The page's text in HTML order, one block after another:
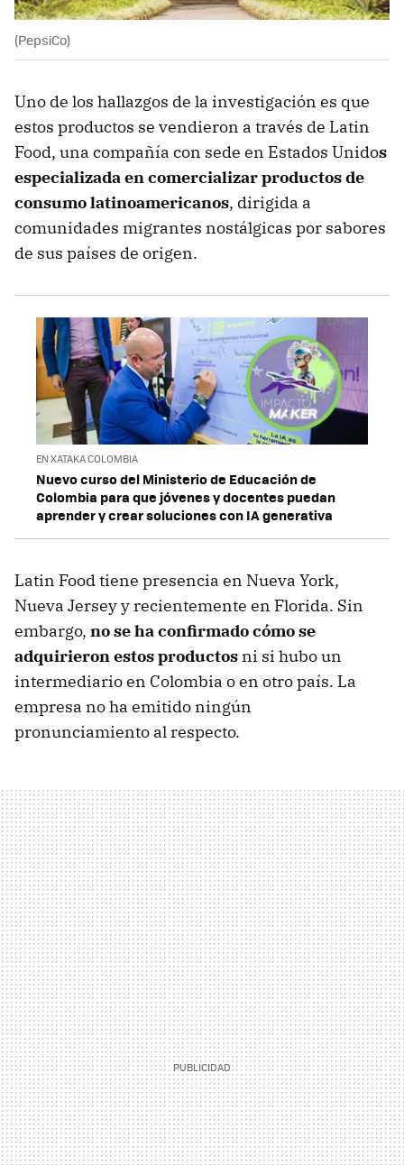
(PepsiCo)
Uno de los hallazgos de la investigación es que
estos productos se vendieron a través de Latin
Food, una compañía con sede en Estados Unidos
especializada en comercializar productos de
consumo latinoamericanos, dirigida a
comunidades migrantes nostálgicas por sabores
de sus países de origen.
EN XATAKA COLOMBIA
Nuevo curso del Ministerio de Educación de
Colombia para que jóvenes y docentes puedan
aprender y crear soluciones con IA generativa
Latin Food tiene presencia en Nueva York,
Nueva Jersey y recientemente en Florida. Sin
embargo, no se ha confirmado cómo se
adquirieron estos productos ni si hubo un
intermediario en Colombia o en otro país. La
empresa no ha emitido ningún
pronunciamiento al respecto.